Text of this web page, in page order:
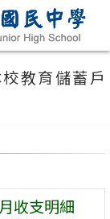
教育儲蓄戶
收支明細